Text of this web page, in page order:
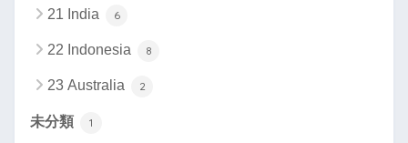
21 India 6
22 Indonesia 8
23 Australia 2
未分類 1